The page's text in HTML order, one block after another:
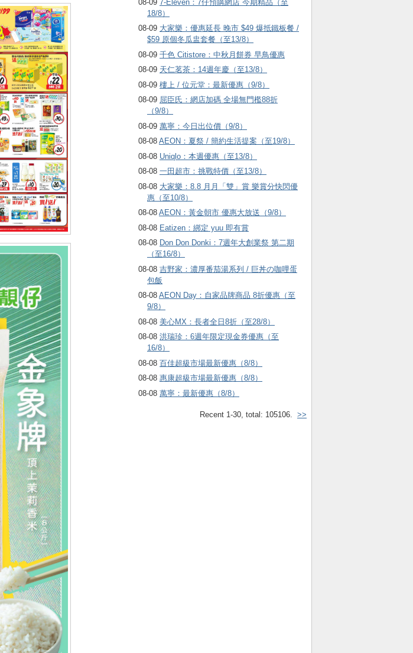
08-09 7-Eleven：7仔預購網店 今期精品（至
18/8）
08-09 大家樂：優惠延長 晚市 $49 爆抵鐵板餐 /
$59 原個冬瓜盅套餐（至13/8）
08-09 千色 Citistore：中秋月餅券 早鳥優惠
08-09 天仁茗茶：14週年慶（至13/8）
08-09 樓上 / 位元堂：最新優惠（9/8）
08-09 屈臣氏：網店加碼 全場無門檻88折
（9/8）
08-09 萬寧：今日出位價（9/8）
08-08 AEON：夏祭 / 簡約生活提案（至19/8）
08-08 Uniqlo：本週優惠（至13/8）
08-08 一田超市：挑戰特價（至13/8）
08-08 大家樂：8.8 月月「雙」賞 樂賞分快閃優
惠（至10/8）
08-08 AEON：黃金朝市 優惠大放送（9/8）
08-08 Eatizen：綁定 yuu 即有賞
08-08 Don Don Donki：7週年大創業祭 第二期
（至16/8）
08-08 吉野家：濃厚番茄湯系列 / 巨丼の咖哩蛋
包飯
08-08 AEON Day：自家品牌商品 8折優惠（至
9/8）
08-08 美心MX：長者全日8折（至28/8）
08-08 洪瑞珍：6週年限定現金券優惠（至
16/8）
08-08 百佳超級市場最新優惠（8/8）
08-08 惠康超級市場最新優惠（8/8）
08-08 萬寧：最新優惠（8/8）
Recent 1-30, total: 105106. >>